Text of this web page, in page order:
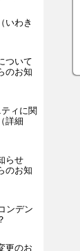
いわき
ついて
のお知
ィに関
詳細
らせ
のお知
ンデン
更のお